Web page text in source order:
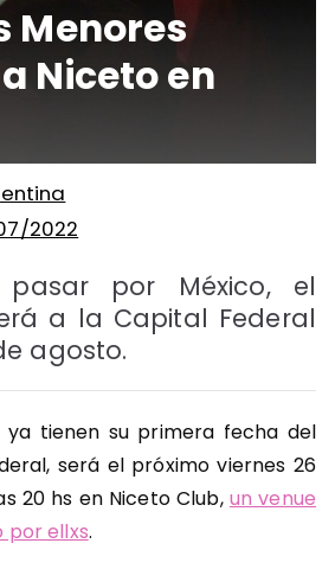
Menores
Niceto en
2022
pasar por México, el
a la Capital Federal
agosto.
ya tienen su primera fecha del
será el próximo viernes 26
20 hs en Niceto Club, un venue
por ellxs.